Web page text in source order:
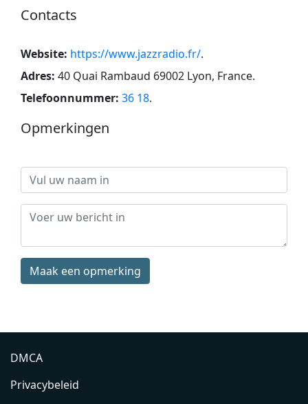
Contacts
Website: https://www.jazzradio.fr/.
Adres: 40 Quai Rambaud 69002 Lyon, France.
Telefoonnummer: 36 18.
Opmerkingen
Maak een opmerking
DMCA
Privacybeleid